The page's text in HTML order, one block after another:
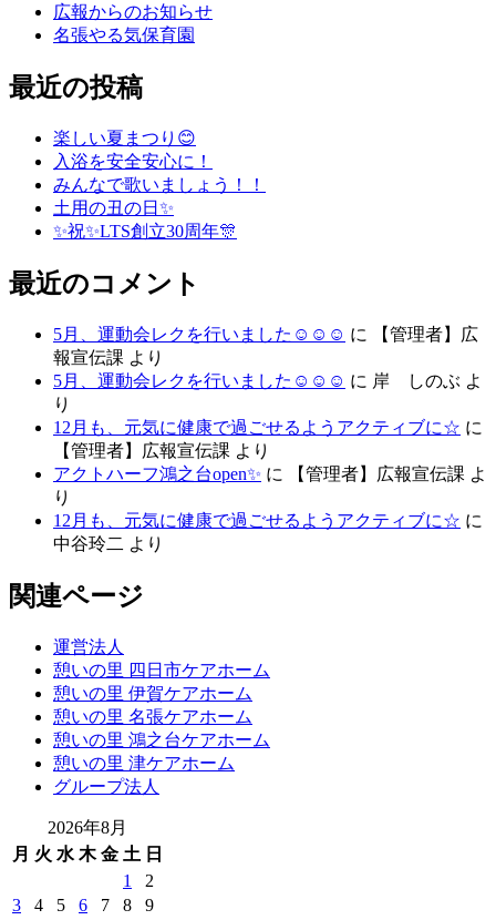
広報からのお知らせ
名張やる気保育園
最近の投稿
楽しい夏まつり😊
入浴を安全安心に！
みんなで歌いましょう！！
土用の丑の日✨
✨祝✨LTS創立30周年🎊
最近のコメント
5月、運動会レクを行いました☺☺☺ に
【管理者】広
報宣伝課 より
5月、運動会レクを行いました☺☺☺ に 岸 しのぶ よ
り
12月も、元気に健康で過ごせるようアクティブに☆ に
【管理者】広報宣伝課 より
アクトハーフ鴻之台open✨ に 【管理者】広報宣伝課 よ
り
12月も、元気に健康で過ごせるようアクティブに☆ に
中谷玲二 より
関連ページ
運営法人
憩いの里 四日市ケアホーム
憩いの里 伊賀ケアホーム
憩いの里 名張ケアホーム
憩いの里 鴻之台ケアホーム
憩いの里 津ケアホーム
グループ法人
2026年8月
月 火 水 木 金 土 日
1
2
3
4 5 6 7 8
9